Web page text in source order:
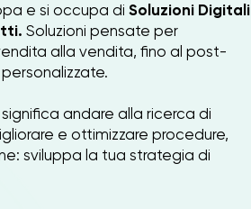
e si occupa di Soluzioni Digitali
Soluzioni pensate per
alla vendita, fino al post-
andare alla ricerca di
e ottimizzare procedure,
sviluppa la tua strategia di